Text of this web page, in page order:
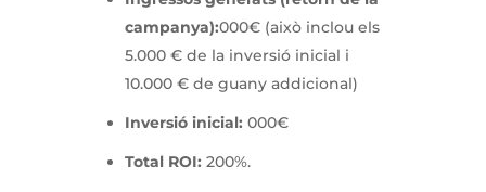
campanya):000€ (això inclou els
5.000 € de la inversió inicial i
10.000 € de guany addicional)
Inversió inicial: 000€
Total ROI: 200%.